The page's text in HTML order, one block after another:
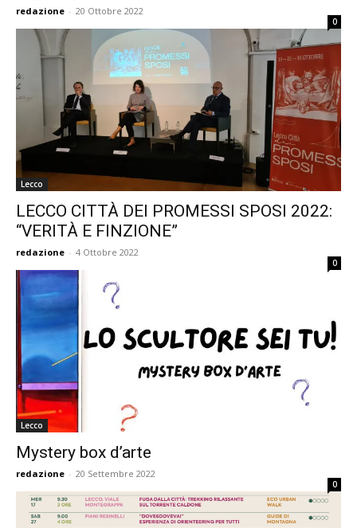
redazione - 20 Ottobre 2022
0
Lecco
LECCO CITTÀ DEI PROMESSI SPOSI 2022:
“VERITÀ E FINZIONE”
redazione - 4 Ottobre 2022
0
Lecco
Mystery box d’arte
redazione - 20 Settembre 2022
0